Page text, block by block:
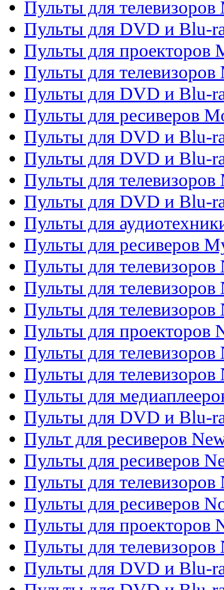
Пульты для
Пульты для DVD и Blu-
Пульты для проекторов
Пульты для
Пульты для DVD и Blu-
Пульты для ресиверов
Пульты для DVD и Blu-
Пульты для DVD и Blu-
Пульты для телевизоров
Пульты для DVD и Blu-
Пульты для
Пульты для ресиверов
Пульты для телевизоров
Пульты для телевизоров
Пульты для телевизоров
Пульты для проекторов
Пульты для телевизоров
Пульты для телевизоров
Пульты для
Пульты для DVD и Blu-
Пульт для ресиверов
Пульты для ресиверов
Пульты для телевизоров
Пульты для ресиверов
Пульты для проекторов
Пульты для телевизоров
Пульты для DVD и Blu-